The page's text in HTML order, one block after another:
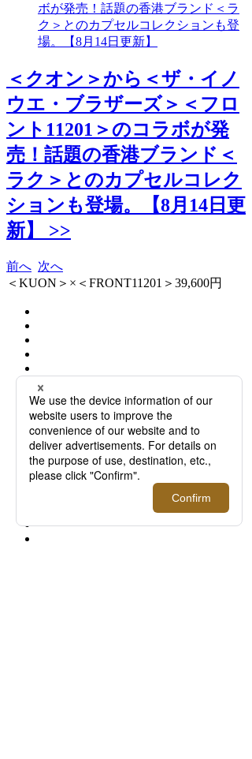
ボが発売！話題の香港ブランド＜ラ
ク＞とのカプセルコレクションも登
場。【8月14日更新】
＜クオン＞から＜ザ・イノ
ウエ・ブラザーズ＞＜フロ
ント11201＞のコラボが発
売！話題の香港ブランド＜
ラク＞とのカプセルコレク
ションも登場。【8月14日更
新】 >>
前へ 次へ
＜KUON＞×＜FRONT11201＞39,600円